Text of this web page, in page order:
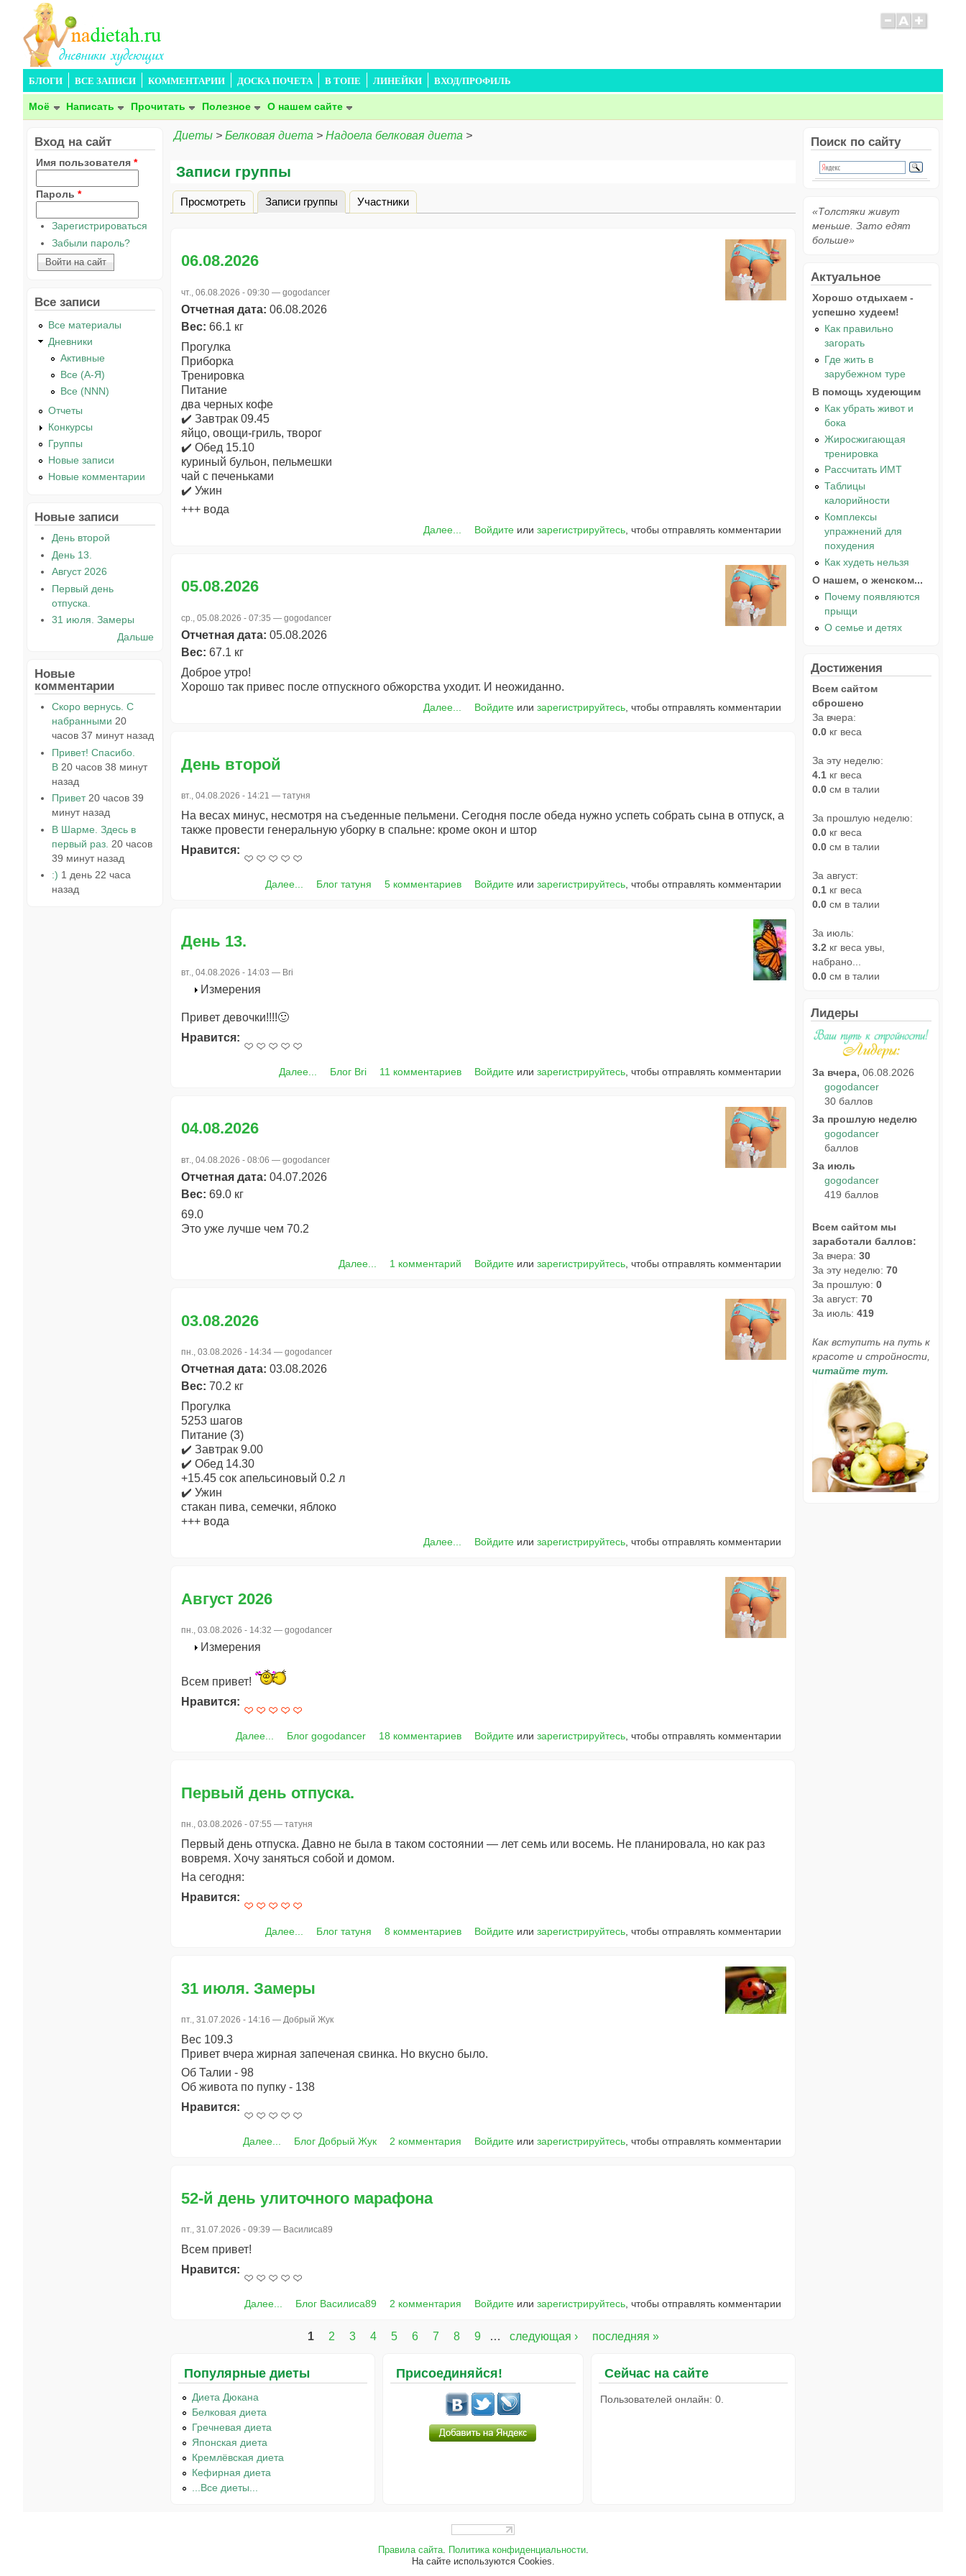
БЛОГИ ВСЕ ЗАПИСИ КОММЕНТАРИИ ДОСКА ПОЧЕТА В ТОПЕ ЛИНЕЙКИ ВХОД/ПРОФИЛЬ
Моё Написать Прочитать Полезное О нашем сайте
Диеты > Белковая диета > Надоела белковая диета >
Записи группы
Главные вкладки
Просмотреть Записи группы (активная вкладка)
Участники
06.08.2026
чт., 06.08.2026 - 09:30 — gogodancer
Отчетная дата: 06.08.2026
Вес: 66.1 кг
Прогулка
Приборка
Тренировка
Питание
два черных кофе
✔️ Завтрак 09.45
яйцо, овощи-гриль, творог
✔️ Обед 15.10
куриный бульон, пельмешки
чай с печеньками
✔️ Ужин
+++ вода
Далее... Войдите илизарегистрируйтесь , чтобы отправлять комментарии
05.08.2026
ср., 05.08.2026 - 07:35 — gogodancer
Отчетная дата: 05.08.2026
Вес: 67.1 кг
Доброе утро!
Хорошо так привес после отпускного обжорства уходит. И неожиданно.
Далее... Войдите илизарегистрируйтесь , чтобы отправлять комментарии
День второй
вт., 04.08.2026 - 14:21 — татуня
На весах минус, несмотря на съеденные пельмени. Сегодня после обеда нужно успеть собрать сына в отпуск, а
также провести генеральную уборку в спальне: кроме окон и штор
Нравится:
Далее... Блог татуня 5 комментариев Войдите илизарегистрируйтесь , чтобы отправлять комментарии
День 13.
вт., 04.08.2026 - 14:03 — Bri
Измерения
Привет девочки!!!!🙂
Нравится:
Далее... Блог Bri 11 комментариев Войдите илизарегистрируйтесь , чтобы отправлять комментарии
04.08.2026
вт., 04.08.2026 - 08:06 — gogodancer
Отчетная дата: 04.07.2026
Вес: 69.0 кг
69.0
Это уже лучше чем 70.2
Далее... 1 комментарий Войдите илизарегистрируйтесь , чтобы отправлять комментарии
03.08.2026
пн., 03.08.2026 - 14:34 — gogodancer
Отчетная дата: 03.08.2026
Вес: 70.2 кг
Прогулка
5253 шагов
Питание (3)
✔️ Завтрак 9.00
✔️ Обед 14.30
+15.45 сок апельсиновый 0.2 л
✔️ Ужин
стакан пива, семечки, яблоко
+++ вода
Далее... Войдите илизарегистрируйтесь, чтобы отправлять комментарии
Август 2026
пн., 03.08.2026 - 14:32 — gogodancer
Измерения
Всем привет!
Нравится:
Далее... Блог gogodancer 18 комментариев Войдите илизарегистрируйтесь , чтобы отправлять комментарии
Первый день отпуска.
пн., 03.08.2026 - 07:55 — татуня
Первый день отпуска. Давно не была в таком состоянии — лет семь или восемь. Не планировала, но как раз
вовремя. Хочу заняться собой и домом.
На сегодня:
Нравится:
Далее... Блог татуня 8 комментариев Войдите илизарегистрируйтесь , чтобы отправлять комментарии
31 июля. Замеры
пт., 31.07.2026 - 14:16 — Добрый Жук
Вес 109.3
Привет вчера жирная запеченая свинка. Но вкусно было.
Об Талии - 98
Об живота по пупку - 138
Нравится:
Далее... Блог Добрый Жук 2 комментария Войдите илизарегистрируйтесь, чтобы отправлять комментарии
52-й день улиточного марафона
пт., 31.07.2026 - 09:39 — Василиса89
Всем привет!
Нравится:
Далее... Блог Василиса89 2 комментария Войдите илизарегистрируйтесь, чтобы отправлять комментарии
1 2 3 4 5 6 7 8 9 … следующая › последняя »
Популярные диеты
Диета Дюкана
Белковая диета
Гречневая диета
Японская диета
Кремлёвская диета
Кефирная диета
...Все диеты...
Присоединяйся! Сейчас на сайте
Пользователей онлайн: 0.
Вход на сайт
Имя пользователя *
Пароль *
Зарегистрироваться
Забыли пароль?
Все записи
Все материалы
Дневники
Активные
Все (А-Я)
Все (NNN)
Отчеты
Конкурсы
Группы
Новые записи
Новые комментарии
Новые записи
День второй
День 13.
Август 2026
Первый день
отпуска.
31 июля. Замеры
Дальше
Новые
комментарии
Скоро вернусь. С
набранными 20
часов 37 минут назад
Привет! Спасибо.
В 20 часов 38 минут
назад
Привет 20 часов 39
минут назад
В Шарме. Здесь в
первый раз. 20 часов
39 минут назад
:) 1 день 22 часа
назад
Поиск по сайту
«Толстяки живут
меньше. Зато едят
больше»
Актуальное
Хорошо отдыхаем -
успешно худеем!
Как правильно
загорать
Где жить в
зарубежном туре
В помощь худеющим
Как убрать живот и
бока
Жиросжигающая
тренировка
Рассчитать ИМТ
Таблицы
калорийности
Комплексы
упражнений для
похудения
Как худеть нельзя
О нашем, о женском...
Почему появляются
прыщи
О семье и детях
Достижения
Всем сайтом
сброшено
За вчера:
0.0 кг веса
За эту неделю:
4.1 кг веса
0.0 см в талии
За прошлую неделю:
0.0 кг веса
0.0 см в талии
За август:
0.1 кг веса
0.0 см в талии
За июль:
3.2 кг веса увы,
набрано...
0.0 см в талии
Лидеры
За вчера, 06.08.2026
gogodancer
30 баллов
За прошлую неделю
gogodancer
баллов
За июль
gogodancer
419 баллов
Всем сайтом мы
заработали баллов:
За вчера: 30
За эту неделю: 70
За прошлую: 0
За август: 70
За июль: 419
Как вступить на путь к
красоте и стройности,
читайте тут.
Правила сайта. Политика конфиденциальности.
На сайте используются Cookies.